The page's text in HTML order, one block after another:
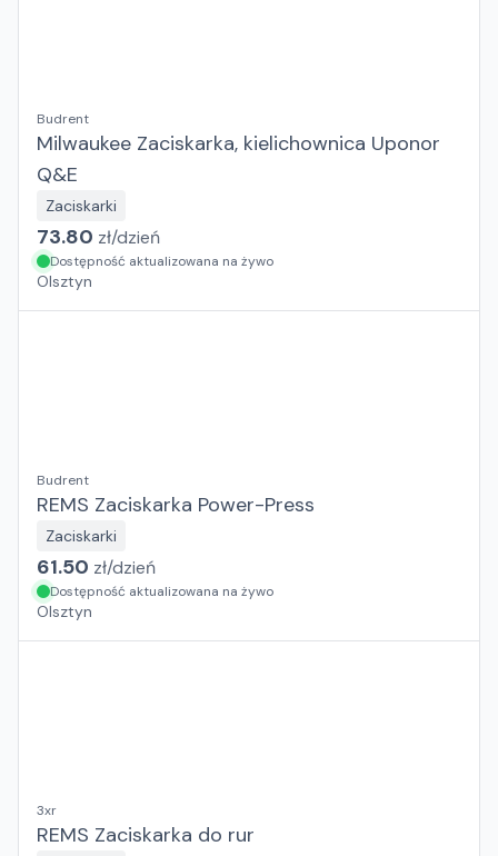
Budrent
Milwaukee Zaciskarka, kielichownica Uponor
Q&E
Zaciskarki
73.80 zł/dzień
Dostępność aktualizowana na żywo
Olsztyn
Budrent
REMS Zaciskarka Power-Press
Zaciskarki
61.50 zł/dzień
Dostępność aktualizowana na żywo
Olsztyn
3xr
REMS Zaciskarka do rur